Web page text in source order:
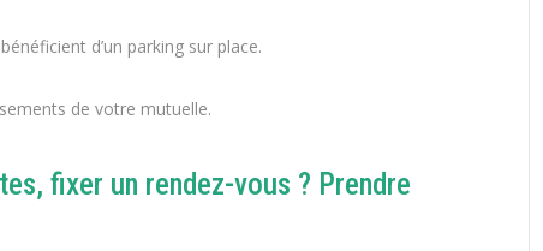
d’un parking sur place.
de votre mutuelle.
fixer un rendez-vous ? Prendre